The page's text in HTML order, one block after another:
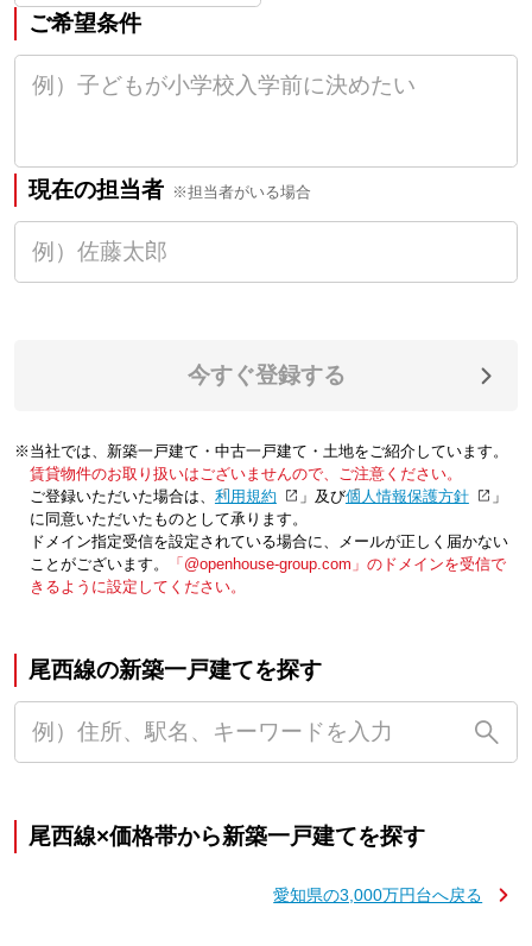
ご希望条件
現在の担当者 ※担当者がいる場合
今すぐ登録する
※当社では、新築一戸建て・中古一戸建て・土地をご紹介しています。
賃貸物件のお取り扱いはございませんので、ご注意ください。
ご登録いただいた場合は、「利用規約 」及び「個人情報保護方針
」
に同意いただいたものとして承ります。
ドメイン指定受信を設定されている場合に、メールが正しく届かない
ことがございます。
「@openhouse-group.com」のドメインを受信で
きるように設定してください。
尾西線の新築一戸建てを探す
尾西線×価格帯から新築一戸建てを探す
愛知県の3,000万円台へ戻る